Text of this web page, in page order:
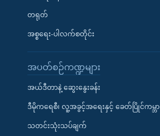
တရုတ်
အစ္စရေး-ပါလက်စတိုင်း
အပတ်စဉ်ကဏ္ဍများ
အယ်ဒီတာနဲ့ ဆွေးနွေးခန်း
ဒီမိုကရေစီ၊ လူ့အခွင့်အရေးနှင့် ခေတ်ပြိုင်ကမ္ဘာ
သတင်းသုံးသပ်ချက်